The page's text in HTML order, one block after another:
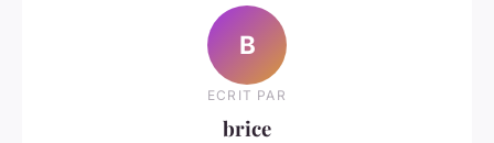
B
ECRIT PAR
brice